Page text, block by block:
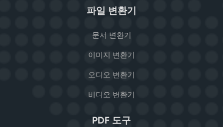
파일 변환기
문서 변환기
이미지 변환기
오디오 변환기
비디오 변환기
PDF 도구